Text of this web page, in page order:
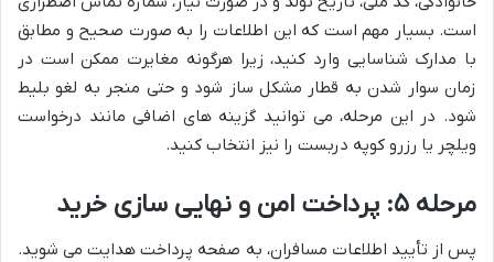
است. بسیار مهم است که این اطلاعات را به صورت صحیح و مطابق
با مدارک شناسایی وارد کنید، زیرا هرگونه مغایرت ممکن است در
زمان سوار شدن به قطار مشکل ساز شود و حتی منجر به لغو بلیط
شود. در این مرحله، می توانید گزینه های اضافی مانند درخواست
ویلچر یا رزرو کوپه دربست را نیز انتخاب کنید.
مرحله ۵: پرداخت امن و نهایی سازی خرید
پس از تأیید اطلاعات مسافران، به صفحه پرداخت هدایت می شوید.